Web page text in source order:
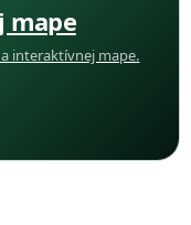
mape
interaktívnej mape.